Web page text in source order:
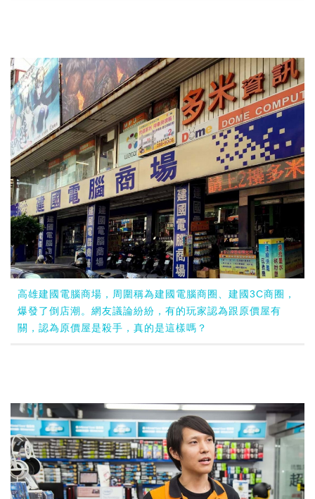
高雄建國電腦商場，周圍稱為建國電腦商圈、建國3C商圈，
爆發了倒店潮。網友議論紛紛，有的玩家認為跟原價屋有
關，認為原價屋是殺手，真的是這樣嗎？